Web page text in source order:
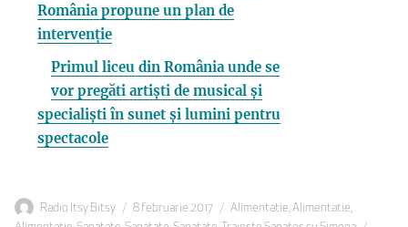
România propune un plan de
intervenție
Primul liceu din România unde se
vor pregăti artiști de musical și
specialiști în sunet și lumini pentru
spectacole
Autor
Radio Itsy Bitsy
Publicat
8 februarie 2017 Categorii
Alimentatie,Alimentatie,